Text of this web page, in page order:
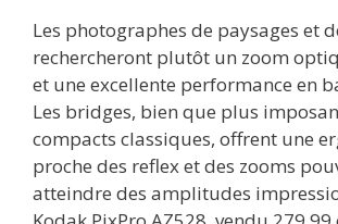
Les photographes de paysages et
rechercheront plutôt un zoom
et une excellente performance en
Les bridges, bien que plus
compacts classiques, offrent une
proche des reflex et des zooms
atteindre des amplitudes